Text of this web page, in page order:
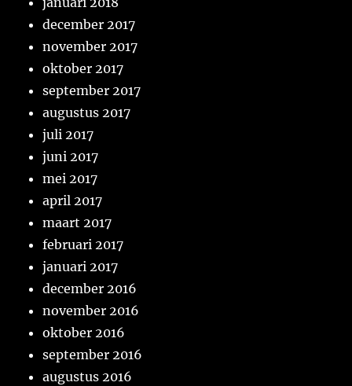
december 2017
november 2017
oktober 2017
september 2017
augustus 2017
juli 2017
juni 2017
mei 2017
april 2017
maart 2017
februari 2017
januari 2017
december 2016
november 2016
oktober 2016
september 2016
augustus 2016